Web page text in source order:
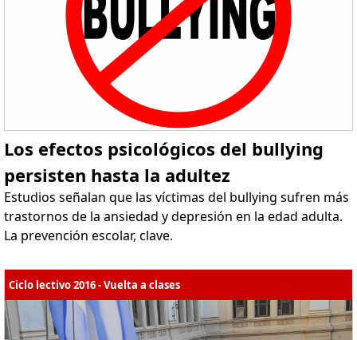
Los efectos psicológicos del bullying
persisten hasta la adultez
Estudios señalan que las víctimas del bullying sufren más
trastornos de la ansiedad y depresión en la edad adulta.
La prevención escolar, clave.
Ciclo lectivo 2016 - Vuelta a clases